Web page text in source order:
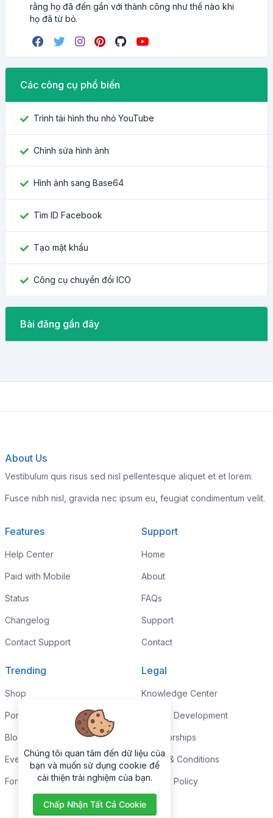
rằng họ đã đến gần với thành công như thế nào khi
họ đã từ bỏ.
Các công cụ phổ biến
Trình tải hình thu nhỏ YouTube
Chỉnh sửa hình ảnh
Hình ảnh sang Base64
Tìm ID Facebook
Tạo mật khẩu
Công cụ chuyển đổi ICO
Bài đăng gần đây
About Us
Vestibulum quis risus sed nisl pellentesque aliquet et et lorem.
Fusce nibh nisl, gravida nec ipsum eu, feugiat condimentum velit.
Features
Help Center
Paid with Mobile
Status
Changelog
Contact Support
Support
Home
About
FAQs
Support
Contact
Trending
Shop
Portfolio
Blog
Events
Forums
Legal
Knowledge Center
Custom Development
Sponsorships
Terms & Conditions
Privacy Policy
Chúng tôi quan tâm đến dữ liệu của
bạn và muốn sử dụng cookie để
cải thiện trải nghiệm của bạn.
Chấp Nhận Tất Cả Cookie